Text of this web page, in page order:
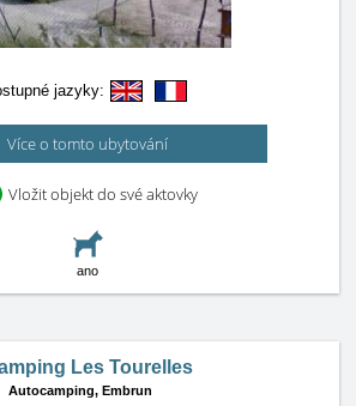
jazyky:
Více o tomto ubytování
Vložit objekt do své aktovky
ano
Les Tourelles
Autocamping, Embrun